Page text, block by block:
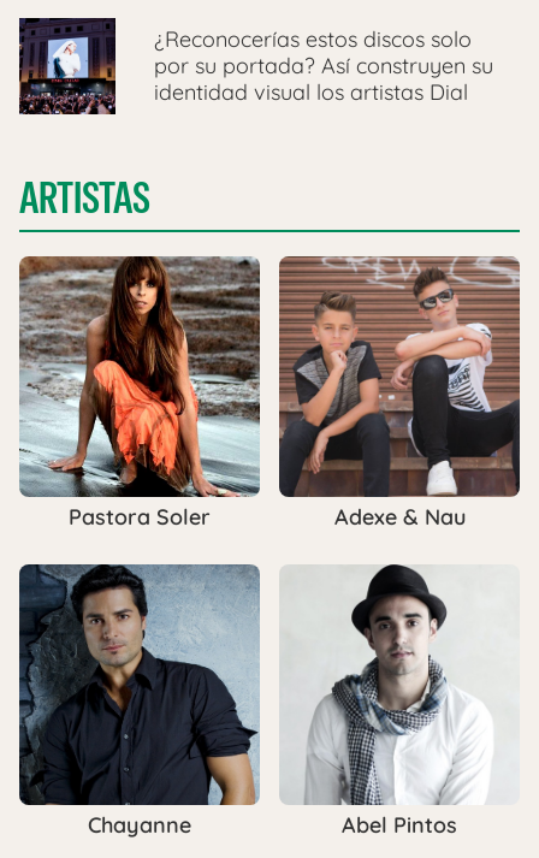
¿Reconocerías estos discos solo
por su portada? Así construyen su
identidad visual los artistas Dial
ARTISTAS
Pastora Soler Adexe & Nau
Chayanne Abel Pintos